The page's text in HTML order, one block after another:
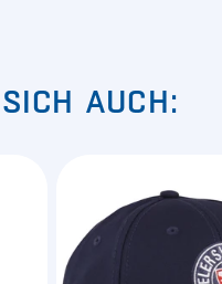
AUCH: